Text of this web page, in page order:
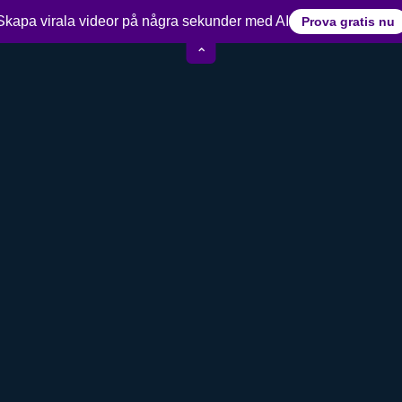
virala videor på några sekunder med AI Prova gratis nu
⌃